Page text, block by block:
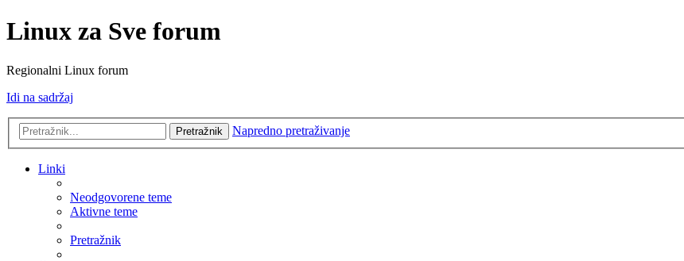
Linux za Sve forum
Regionalni Linux forum
Idi na sadržaj
Pretražnik Napredno pretraživanje
Linki
Neodgovorene teme
Aktivne teme
Pretražnik